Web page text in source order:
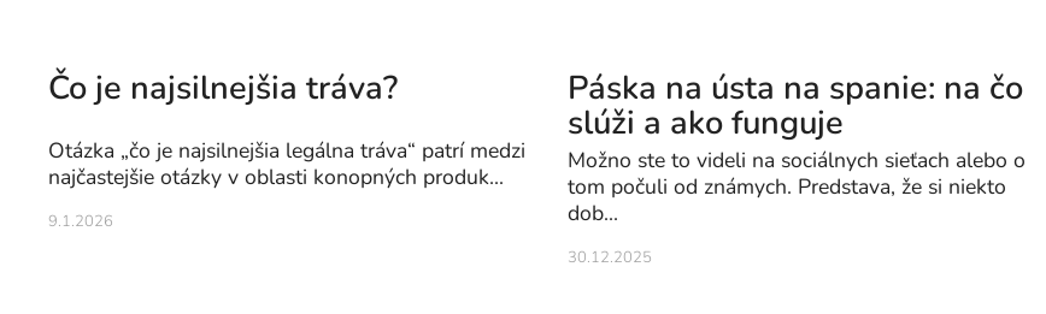
Čo je najsilnejšia tráva?
9.1.2026
Otázka „čo je najsilnejšia legálna tráva“ patrí medzi
najčastejšie otázky v oblasti konopných produk...
Páska na ústa na spanie: na čo
slúži a ako funguje
30.12.2025
Možno ste to videli na sociálnych sieťach alebo o
tom počuli od známych. Predstava, že si niekto
dob...